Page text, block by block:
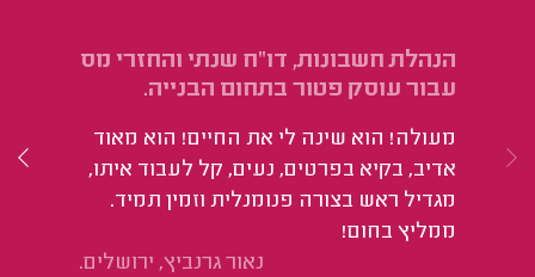
הנהלת חשבונות, דו"ח שנתי והחזרי מס
עבור עוסק פטור בתחום הבנייה.
מעולה! הוא שינה לי את החיים! הוא מאוד
אדיב, בקיא בפרטים, נעים, קל לעבוד איתו,
מגדיל ראש בצורה פנומנלית וזמין תמיד.
ממליץ בחום!
נאור גרנביץ, ירושלים.